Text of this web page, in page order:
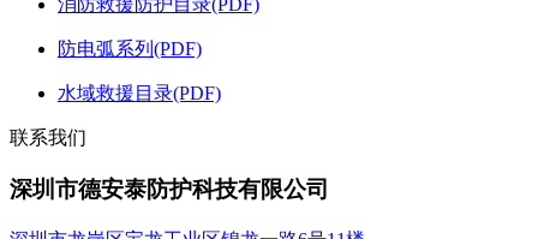
消防救援防护目录(PDF)
防电弧系列(PDF)
水域救援目录(PDF)
联系我们
深圳市德安泰防护科技有限公司